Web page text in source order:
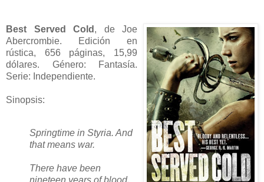
Best Served Cold , de Joe
Abercrombie. Edición en
rústica, 656 páginas, 15,99
dólares. Género: Fantasía.
Serie: Independiente.
Sinopsis:
Springtime in Styria. And
that means war.
There have been